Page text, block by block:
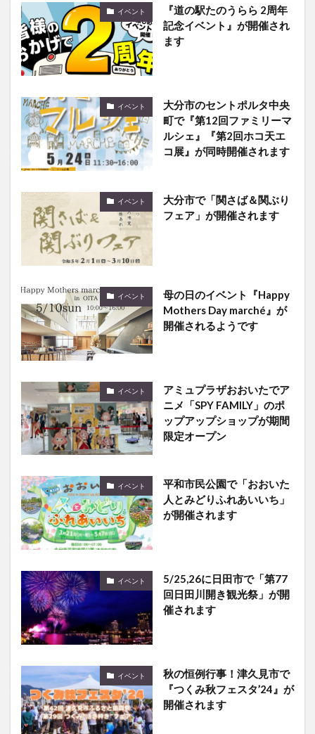
イベント
『道の駅たのうらら 2周年
記念イベント』が開催され
ます
イベント
大分市のセントポルタ中央
町で『第12回ファミリーマ
ルシェ』『第2回ホコ天エ
コ展』が同時開催されます
イベント
大分市で「関さば＆関ぶり
フェア」が開催されます
イベント
母の日のイベント『Happy
Mothers Day marché』が
開催されるようです
イベント
アミュプラザおおいたでア
ニメ「SPY FAMILY」のポ
ップアップショップが期間
限定オープン
イベント
平和市民公園で「おおいた
人とみどりふれあいいち」
が開催されます
イベント
5/25,26に日田市で「第77
回日田川開き観光祭」が開
催されます
イベント
秋の恒例行事！津久見市で
『つくみ秋フェスタ’24』が
開催されます